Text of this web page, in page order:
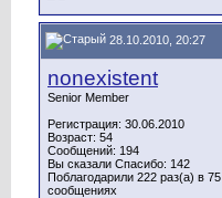
28.10.2010, 20:27
nonexistent
Senior Member
Регистрация: 30.06.2010
Возраст: 54
Сообщений: 194
Вы сказали Спасибо: 142
Поблагодарили 222 раз(а) в 75
сообщениях